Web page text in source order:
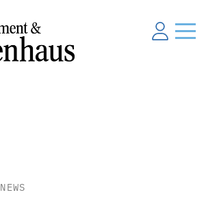
NEWS